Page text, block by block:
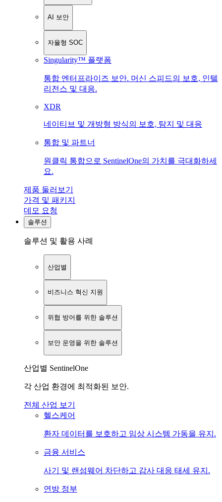
AI 보안
자율형 SOC
Singularity™ 플랫폼
통합 엔터프라이즈 보안. 머신 스피드의 보호, 인텔
리전스 및 대응.
XDR
네이티브 및 개방형 방식의 보호, 탐지 및 대응
통합 및 파트너
원클릭 통합으로 SentinelOne의 가치를 극대화하세
요.
제품 둘러보기
가격 및 패키지
데모 요청
솔루션
솔루션 및 활용 사례
산업별
비즈니스 혁신 지원
위협 방어를 위한 솔루션
보안 운영을 위한 솔루션
산업별 SentinelOne
각 산업 환경에 최적화된 보안.
전체 산업 보기
헬스케어
환자 데이터를 보호하고 임상 시스템 가동을 유지.
금융 서비스
사기 및 랜섬웨어 차단하고 감사 대응 태세 유지.
연방 정부